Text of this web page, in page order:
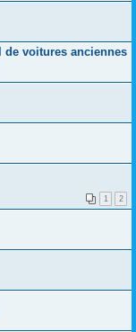
de voitures anciennes
1 2